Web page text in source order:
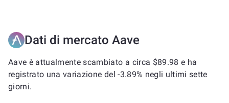
Dati di mercato Aave
Aave è attualmente scambiato a circa $89.98 e ha
registrato una variazione del -3.89% negli ultimi sette
giorni.